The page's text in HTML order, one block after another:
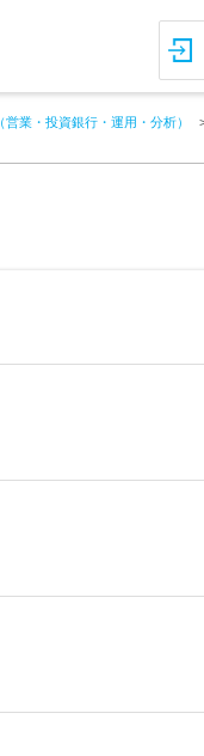
業・投資銀行・運用・分析）